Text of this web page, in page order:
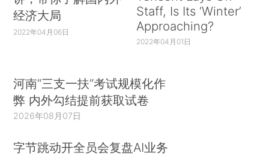
经济大局
2022年04月06日
Staff, Is Its ‘Winter’
Approaching?
2022年04月01日
河南“三支一扶”考试规模化作
弊 内外勾结提前获取试卷
2026年08月07日
字节跳动开全员会复盘AI业务